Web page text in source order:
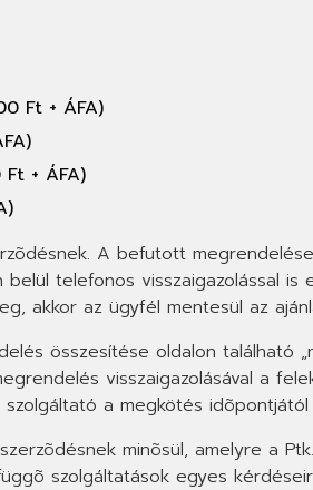
Ft + ÁFA)
+ ÁFA)
A befutott
belül telefonos visszaigazolással
akkor az ügyfél mentesül az
összesítése oldalon található
visszaigazolásával a
a megkötés
minõsül, amelyre a
szolgáltatások egyes